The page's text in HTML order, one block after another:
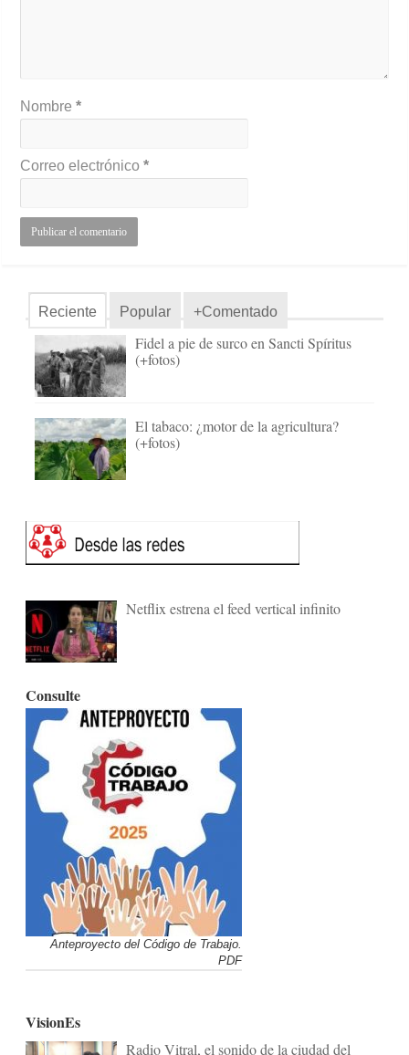
Nombre*
Correo electrónico*
Reciente Popular +Comentado
Fidel a pie de surco en Sancti Spíritus
(+fotos)
El tabaco: ¿motor de la agricultura?
(+fotos)
Netflix estrena el feed vertical infinito
Consulte
Anteproyecto del Código de Trabajo.
PDF
VisionEs
Radio Vitral, el sonido de la ciudad del